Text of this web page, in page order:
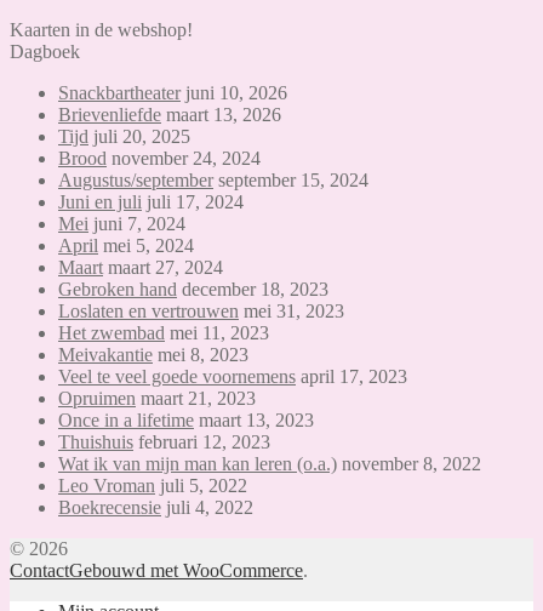
Kaarten in de webshop!
Dagboek
Snackbartheater juni 10, 2026
Brievenliefde maart 13, 2026
Tijd juli 20, 2025
Brood november 24, 2024
Augustus/september september 15, 2024
Juni en juli juli 17, 2024
Mei juni 7, 2024
April mei 5, 2024
Maart maart 27, 2024
Gebroken hand december 18, 2023
Loslaten en vertrouwen mei 31, 2023
Het zwembad mei 11, 2023
Meivakantie mei 8, 2023
Veel te veel goede voornemens april 17, 2023
Opruimen maart 21, 2023
Once in a lifetime maart 13, 2023
Thuishuis februari 12, 2023
Wat ik van mijn man kan leren (o.a.) november 8, 2022
Leo Vroman juli 5, 2022
Boekrecensie juli 4, 2022
© 2026
ContactGebouwd met WooCommerce.